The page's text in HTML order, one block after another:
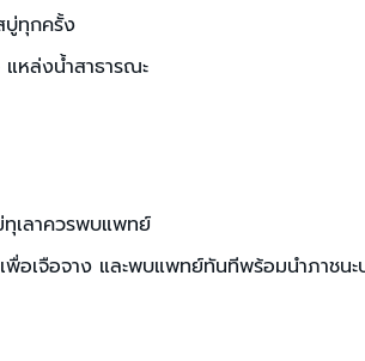
บู่ทุกครั้ง
หล่งน้ำสาธารณะ
ทุเลาควรพบแพทย์
เจือจาง และพบแพทย์ทันทีพร้อมนำภาชนะ